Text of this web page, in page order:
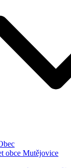
obce Mutějovice